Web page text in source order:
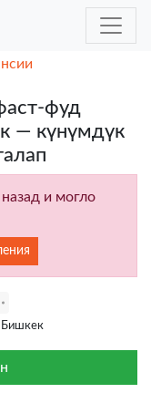
фуд
— күнүмдүк
и могло